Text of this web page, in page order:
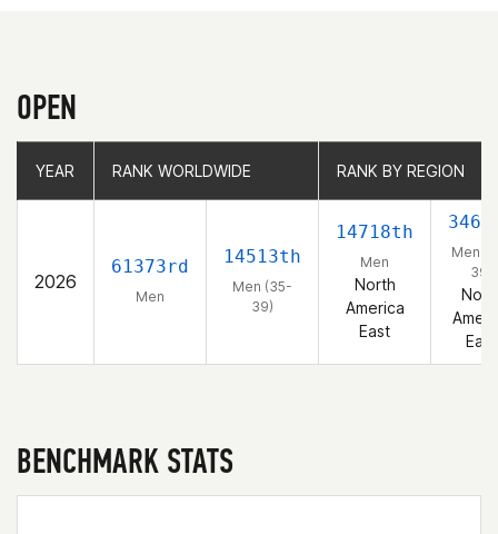
OPEN
YEAR RANK WORLDWIDE RANK BY REGION
2026
61373rd
Men
14513th
Men (35-
39)
14718th
Men
North
America
East
Men
39)
East
YEAR RANK WORLDWIDE RANK BY REGION
BENCHMARK STATS